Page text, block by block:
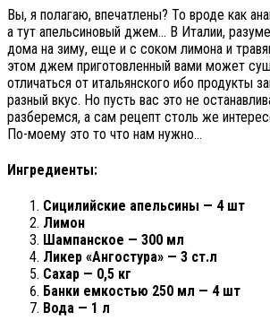
Вы, я полагаю, впечатлены? То вроде как
а тут апельсиновый джем… В Италии,
дома на зиму, еще и с соком лимона и
этом джем приготовленный вами может
отличаться от итальянского ибо продукты
разный вкус. Но пусть вас это не
разберемся, а сам рецепт столь же
По-моему это то что нам нужно…
Ингредиенты:
Сицилийские апельсины — 4 шт
Лимон
Шампанское — 300 мл
Ликер «Ангостура» — 3 ст.л
Сахар — 0,5 кг
Банки емкостью 250 мл — 4 шт
Вода — 1 л